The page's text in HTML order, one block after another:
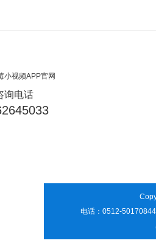
小视频APP官网
询电话
电话：0512-50170844